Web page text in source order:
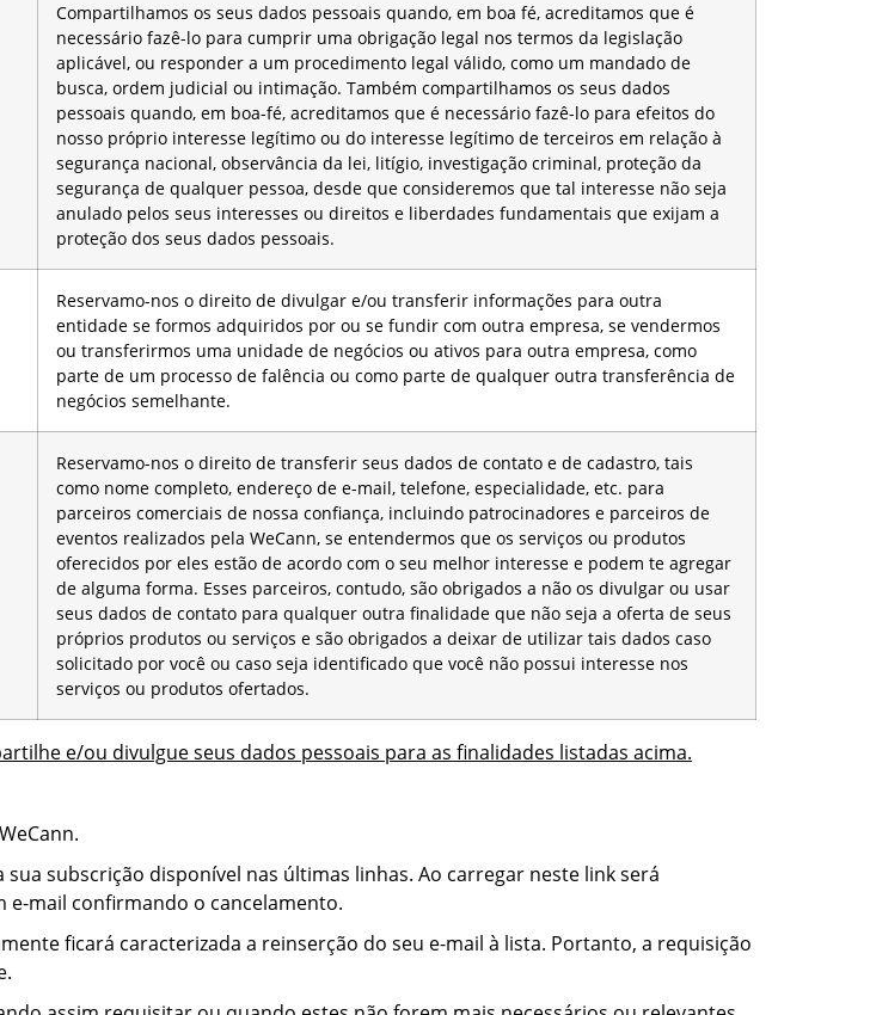
Compartilhamos os seus dados pessoais quando, em boa fé, acreditamos que é
necessário fazê-lo para cumprir uma obrigação legal nos termos da legislação
aplicável, ou responder a um procedimento legal válido, como um mandado de
busca, ordem judicial ou intimação. Também compartilhamos os seus dados
pessoais quando, em boa-fé, acreditamos que é necessário fazê-lo para efeitos do
nosso próprio interesse legítimo ou do interesse legítimo de terceiros em relação à
segurança nacional, observância da lei, litígio, investigação criminal, proteção da
segurança de qualquer pessoa, desde que consideremos que tal interesse não seja
anulado pelos seus interesses ou direitos e liberdades fundamentais que exijam a
proteção dos seus dados pessoais.
Reservamo-nos o direito de divulgar e/ou transferir informações para outra
entidade se formos adquiridos por ou se fundir com outra empresa, se vendermos
ou transferirmos uma unidade de negócios ou ativos para outra empresa, como
parte de um processo de falência ou como parte de qualquer outra transferência de
negócios semelhante.
Reservamo-nos o direito de transferir seus dados de contato e de cadastro, tais
como nome completo, endereço de e-mail, telefone, especialidade, etc. para
parceiros comerciais de nossa confiança, incluindo patrocinadores e parceiros de
eventos realizados pela WeCann, se entendermos que os serviços ou produtos
oferecidos por eles estão de acordo com o seu melhor interesse e podem te agregar
de alguma forma. Esses parceiros, contudo, são obrigados a não os divulgar ou usar
seus dados de contato para qualquer outra finalidade que não seja a oferta de seus
próprios produtos ou serviços e são obrigados a deixar de utilizar tais dados caso
solicitado por você ou caso seja identificado que você não possui interesse nos
serviços ou produtos ofertados.
e/ou divulgue seus dados pessoais para as finalidades listadas acima.
subscrição disponível nas últimas linhas. Ao carregar neste link será
mail confirmando o cancelamento.
ficará caracterizada a reinserção do seu e-mail à lista. Portanto, a requisição